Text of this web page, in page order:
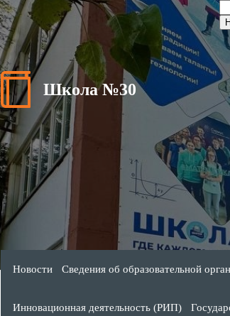
Школа №30
Новости Сведения об образовательной
Инновационная деятельность (РИП)